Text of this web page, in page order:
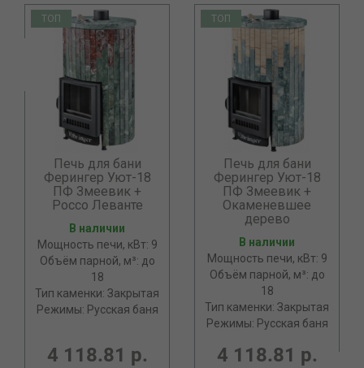
ТОП
Печь для бани
Ферингер Уют-18
ПФ Змеевик +
Россо Леванте
В наличии
Мощность печи, кВт: 9
Объём парной, м³: до
18
Тип каменки: Закрытая
Режимы: Русская баня
4 118.81 р.
ТОП
Печь для бани
Ферингер Уют-18
ПФ Змеевик +
Окаменевшее
дерево
В наличии
Мощность печи, кВт: 9
Объём парной, м³: до
18
Тип каменки: Закрытая
Режимы: Русская баня
4 118.81 р.